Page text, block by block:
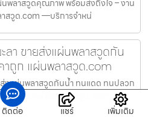
พลาสวูดคุณภาพ พร้อมส่งถึงใจ – งาน
สวูด.com —บริการจำหน่
ลา ขายส่งแผ่นพลาสวูดกัน
ถูก แผ่นพลาสวูด.com
งแผ่นพลาสวูดกันน้ำ ทนแดด ทนปลวก
รจำหน่าย แผ่นพลาสวูด, ส่งทั่ว
ติดต่อ แชร์ เพิ่มเติม